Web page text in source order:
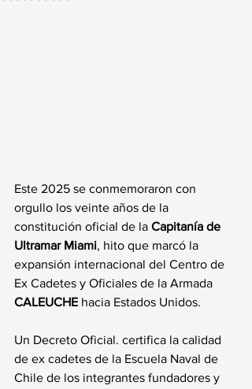
Este 2025 se conmemoraron con
orgullo los veinte años de la
constitución oficial de la Capitanía de
Ultramar Miami, hito que marcó la
expansión internacional del Centro de
Ex Cadetes y Oficiales de la Armada
CALEUCHE hacia Estados Unidos.
Un Decreto Oficial. certifica la calidad
de ex cadetes de la Escuela Naval de
Chile de los integrantes fundadores y